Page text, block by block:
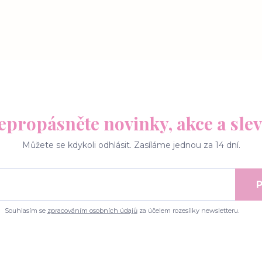
novinky, akce a
Můžete se kdykoli odhlásit. Zasíláme jednou za 14 dní.
Souhlasím se zpracováním osobních údajůza účelem rozesílky newsletteru.